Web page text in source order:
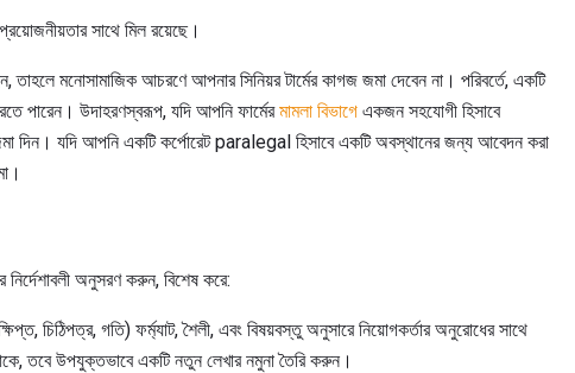
সাথে মিল রয়েছে।
মনোসামাজিক আচরণে আপনার সিনিয়র টার্মের কাগজ জমা দেবেন না। পরিবর্তে, একটি
পারেন। উদাহরণস্বরূপ, যদি আপনি ফার্মেরমামলা বিভাগে একজন সহযোগী হিসাবে
দিন। যদি আপনি একটি কর্পোরেট paralegal হিসাবে একটি অবস্থানের জন্য আবেদন করা
নির্দেশাবলী অনুসরণ করুন, বিশেষ করে:
চিঠিপত্র, গতি) ফর্ম্যাট, শৈলী, এবং বিষয়বস্তু অনুসারে নিয়োগকর্তার অনুরোধের সাথে
তবে উপযুক্তভাবে একটি নতুন লেখার নমুনা তৈরি করুন।